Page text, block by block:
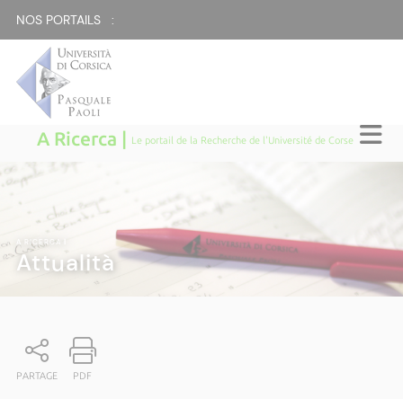
NOS PORTAILS :
A Ricerca | Le portail de la Recherche de l'Université de Corse
A RICERCA
Attualità
PARTAGE PDF